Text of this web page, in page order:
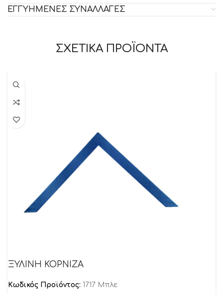
ΕΓΓΥΗΜΕΝΕΣ ΣΥΝΑΛΛΑΓΕΣ
ΣΧΕΤΙΚΑ ΠΡΟΪΟΝΤΑ
ΞΥΛΙΝΗ ΚΟΡΝΙΖΑ
Κωδικός Προϊόντος: 1717 Μπλε